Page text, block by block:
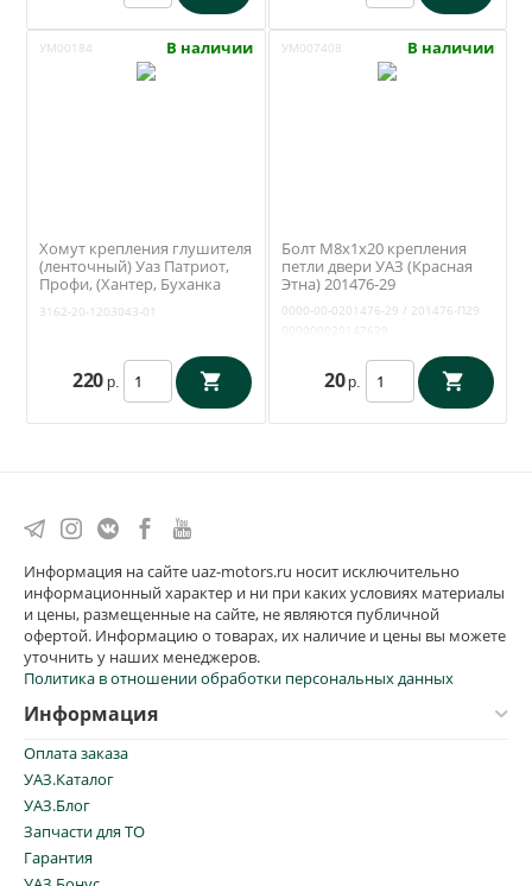
УМ00184 В наличии
Хомут крепления глушителя
(ленточный) Уаз Патриот,
Профи, (Хантер, Буханка
1203043-01
3162-20-1203043-01
220 р.
УМ007408 В наличии
Болт М8х1х20 крепления
петли двери УАЗ (Красная
Этна) 201476-29
0000-00-0201476-29 / 201476-П29
000000020147629
20 р.
Информация на сайте uaz-motors.ru носит исключительно
информационный характер и ни при каких условиях материалы
и цены, размещенные на сайте, не являются публичной
офертой. Информацию о товарах, их наличие и цены вы можете
уточнить у наших менеджеров.
Политика в отношении обработки персональных данных
Информация
Оплата заказа
УАЗ.Каталог
УАЗ.Блог
Запчасти для ТО
Гарантия